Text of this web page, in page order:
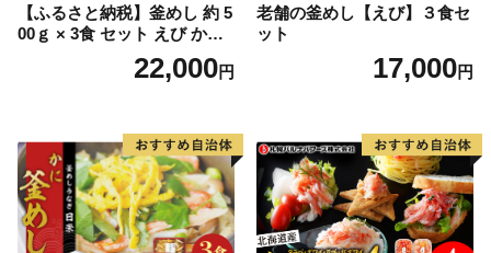
【ふるさと納税】釜めし 約 5
00ｇ × 3食 セット えび かに
海のめぐみ 老舗 急速冷凍 レ
ンチン 時短 簡単調理 食品 加
せグルメ 愛知県 小牧市 送料
無料
22,000円
老舗の釜めし【えび】３食セ
ット
17,000円